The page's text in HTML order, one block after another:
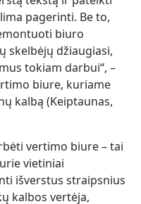
pagerinti. Be to,
biuro
skelbėjų džiaugiasi,
tokiam darbui“, –
biure, kuriame
kalbą (Keiptaunas,
vertimo biure – tai
vietiniai
išverstus straipsnius
kalbos vertėja,